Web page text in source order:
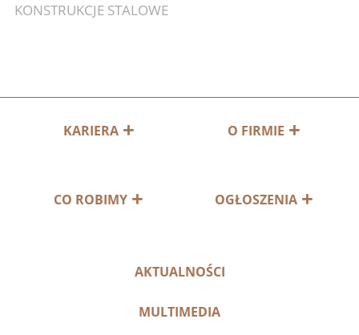
KONSTRUKCJE STALOWE
KARIERA O FIRMIE
CO ROBIMY OGŁOSZENIA
AKTUALNOŚCI
MULTIMEDIA